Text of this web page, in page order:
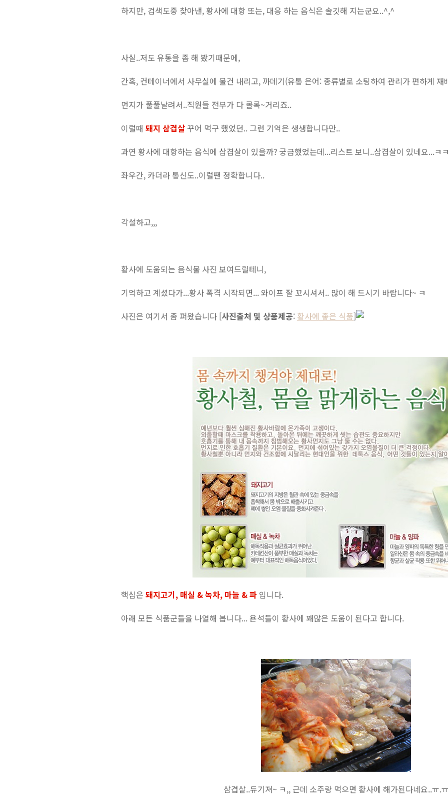
하지만, 검색도중 찾아낸, 황사에 대항 또는, 대응 하는 음식은 솔깃해 지는군요..^,^
사실..저도 유통을 좀 해 봤기때문에,
간혹, 컨테이너에서 사무실에 물건 내리고, 까데기(유통 은어: 종류별로 소팅하여 관리가 편하게 재
먼지가 풀풀날려서..직원들 전부가 다 콜록~거리죠..
이럴때 돼지 삼겹살꾸어 먹구 했었던.. 그런 기억은 생생합니다만..
과연 황사에 대항하는 음식에 삽겹살이 있을까? 궁금했었는데...리스트 보니..삼겹살이 있네요...ㅋ
좌우간, 카더라 통신도..이럴땐 정확합니다..
각설하고,,,
황사에 도움되는 음식물 사진 보여드릴테니,
기억하고 계셨다가...황사 폭격 시작되면... 와이프 잘 꼬시셔서.. 많이 해 드시기 바랍니다~ ㅋ
사진은 여기서 좀 퍼왔습니다 [사진출처 및 상품제공: 황사에 좋은 식품]
핵심은 돼지고기, 매실 & 녹차, 마늘 & 파 입니다.
아래 모든 식품군들을 나열해 봅니다... 욘석들이 황사에 꽤많은 도움이 된다고 합니다.
삼겹살..듀기져~ ㅋ,, 근데 소주랑 먹으면 황사에 해가된다네요..ㅠ.